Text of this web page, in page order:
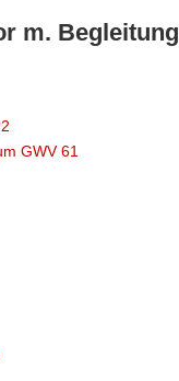
m. Begleitung
GWV 61